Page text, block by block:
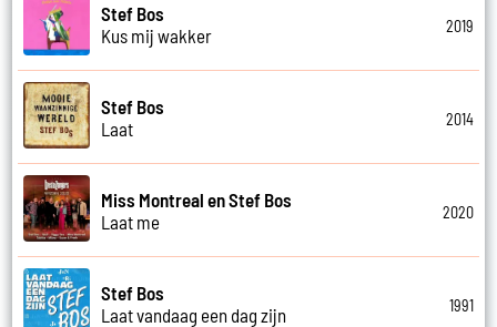
Stef Bos
Kus mij wakker
2019
Stef Bos
Laat
2014
Miss Montreal en Stef Bos
Laat me
2020
Stef Bos
Laat vandaag een dag zijn
1991